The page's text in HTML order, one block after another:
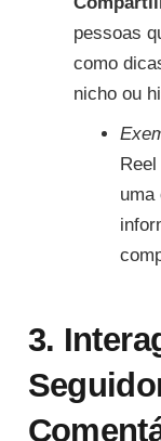
pessoas
como
nicho ou
uma
3.